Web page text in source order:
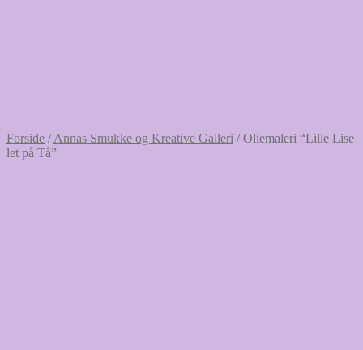
Forside /Annas Smukke og Kreative Galleri /Oliemaleri “Lille Lise
let på Tå”